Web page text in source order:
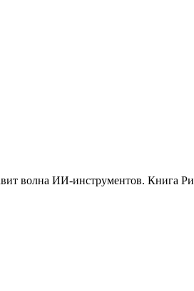
волна ИИ‑инструментов. Книга